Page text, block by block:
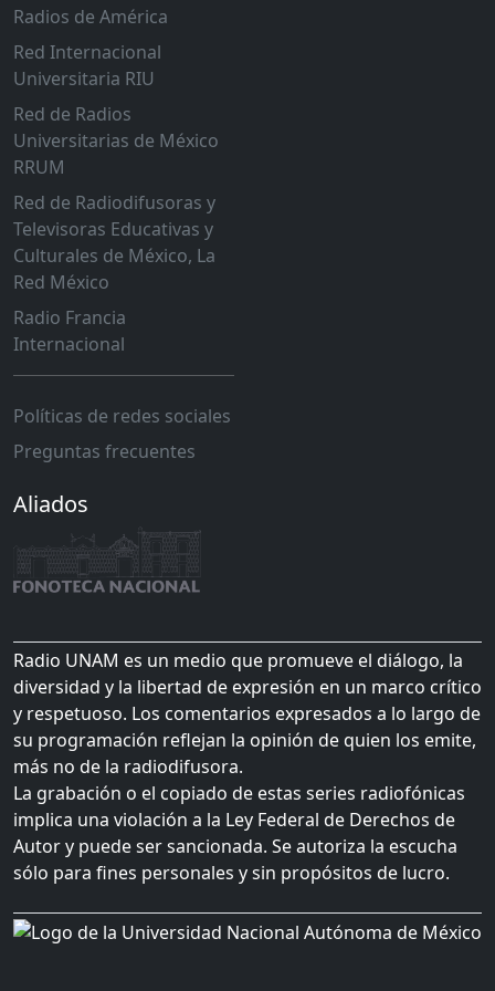
Radios de América
Red Internacional
Universitaria RIU
Red de Radios
Universitarias de México
RRUM
Red de Radiodifusoras y
Televisoras Educativas y
Culturales de México, La
Red México
Radio Francia
Internacional
Políticas de redes sociales
Preguntas frecuentes
Aliados
Radio UNAM es un medio que promueve el diálogo, la
diversidad y la libertad de expresión en un marco crítico
y respetuoso. Los comentarios expresados a lo largo de
su programación reflejan la opinión de quien los emite,
más no de la radiodifusora.
La grabación o el copiado de estas series radiofónicas
implica una violación a la Ley Federal de Derechos de
Autor y puede ser sancionada. Se autoriza la escucha
sólo para fines personales y sin propósitos de lucro.